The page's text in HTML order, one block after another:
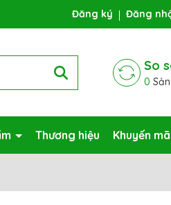
Đăng ký Đăng
So
0
Thương hiệu Khuyến